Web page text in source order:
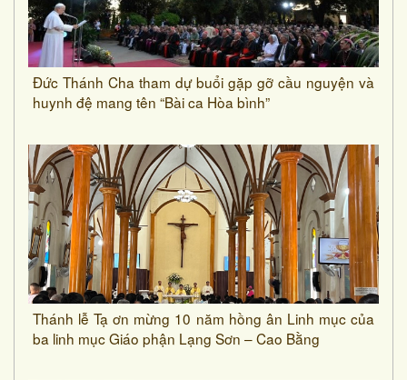
Đức Thánh Cha tham dự buổi gặp gỡ cầu nguyện và
huynh đệ mang tên “Bài ca Hòa bình”
Thánh lễ Tạ ơn mừng 10 năm hồng ân Linh mục của
ba linh mục Giáo phận Lạng Sơn – Cao Bằng